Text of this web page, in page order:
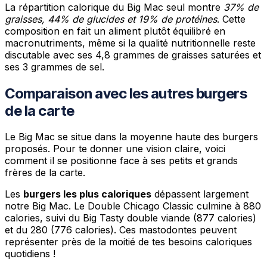
La répartition calorique du Big Mac seul montre 37% de
graisses, 44% de glucides et 19% de protéines. Cette
composition en fait un aliment plutôt équilibré en
macronutriments, même si la qualité nutritionnelle reste
discutable avec ses 4,8 grammes de graisses saturées et
ses 3 grammes de sel.
Comparaison avec les autres burgers
de la carte
Le Big Mac se situe dans la moyenne haute des burgers
proposés. Pour te donner une vision claire, voici
comment il se positionne face à ses petits et grands
frères de la carte.
Les burgers les plus caloriques dépassent largement
notre Big Mac. Le Double Chicago Classic culmine à 880
calories, suivi du Big Tasty double viande (877 calories)
et du 280 (776 calories). Ces mastodontes peuvent
représenter près de la moitié de tes besoins caloriques
quotidiens !